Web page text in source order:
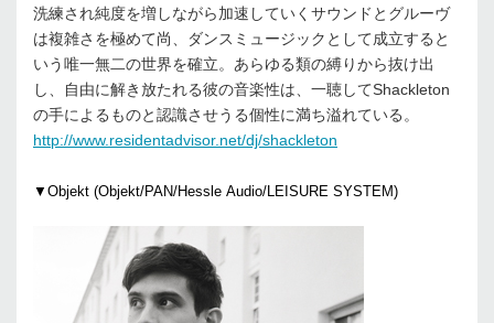
洗練され純度を増しながら加速していくサウンドとグルーヴ
は複雑さを極めて尚、ダンスミュージックとして成立すると
いう唯一無二の世界を確立。あらゆる類の縛りから抜け出
し、自由に解き放たれる彼の音楽性は、一聴してShackleton
の手によるものと認識させうる個性に満ち溢れている。
http://www.residentadvisor.net/dj/shackleton
▼Objekt (Objekt/PAN/Hessle Audio/LEISURE SYSTEM)